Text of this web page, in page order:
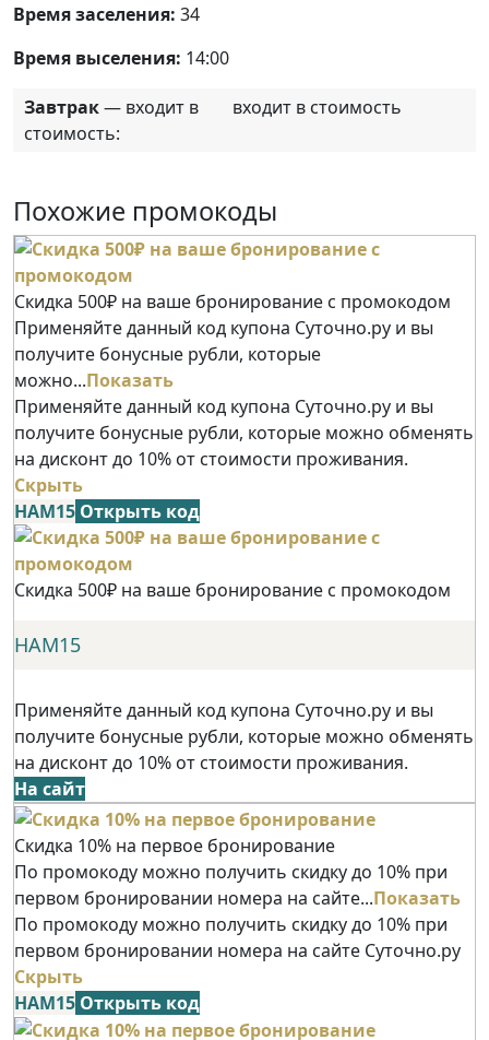
Время заселения: 34
Время выселения: 14:00
Завтрак— входит в
стоимость:
входит в стоимость
Похожие промокоды
Скидка 500₽ на ваше бронирование с промокодом
Применяйте данный код купона Суточно.ру и вы
получите бонусные рубли, которые
можно...Показать
Применяйте данный код купона Суточно.ру и вы
получите бонусные рубли, которые можно обменять
на дисконт до 10% от стоимости проживания.
Скрыть
НАМ15 Открыть код
Скидка 500₽ на ваше бронирование с промокодом
НАМ15
Применяйте данный код купона Суточно.ру и вы
получите бонусные рубли, которые можно обменять
на дисконт до 10% от стоимости проживания.
На сайт
Скидка 10% на первое бронирование
По промокоду можно получить скидку до 10% при
первом бронировании номера на сайте...Показать
По промокоду можно получить скидку до 10% при
первом бронировании номера на сайте Суточно.ру
Скрыть
НАМ15 Открыть код